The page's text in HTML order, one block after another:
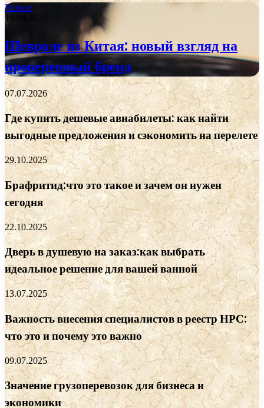
Разное
19.04.2025
Шевроле из Китая: новый взгляд на
проверенный бренд
07.07.2026
Где купить дешевые авиабилеты: как найти
выгодные предложения и сэкономить на перелете
29.10.2025
Брафритид:что это такое и зачем он нужен
сегодня
22.10.2025
Дверь в душевую на заказ:как выбрать
идеальное решение для вашей ванной
13.07.2025
Важность внесения специалистов в реестр НРС:
что это и почему это важно
09.07.2025
Значение грузоперевозок для бизнеса и
экономики